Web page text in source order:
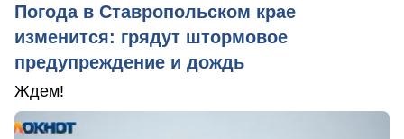
Погода в Ставропольском крае
изменится: грядут штормовое
предупреждение и дождь
Ждем!